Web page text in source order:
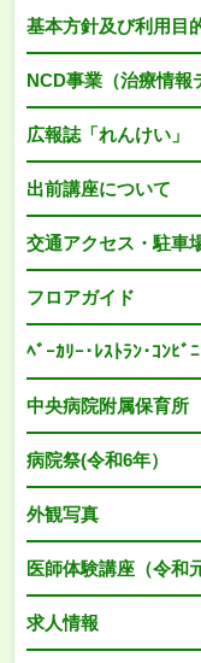
基本方針及び利用目
NCD事業（治療情報
広報誌「れんけい」
出前講座について
交通アクセス・駐車
フロアガイド
ﾍﾞｰｶﾘｰ･ﾚｽﾄﾗﾝ･ｺﾝﾋﾞ
中央病院附属保育所
病院祭(令和6年）
外観写真
医師体験講座（令和
求人情報